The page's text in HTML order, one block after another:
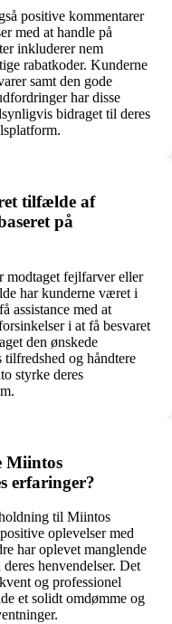
positive kommentarer
med at handle på
inkluderer nem
rabatkoder. Kunderne
samt den gode
har disse
bidraget til deres
tilfælde af
på
modtaget fejlfarver eller
har kunderne været i
assistance med at
i at få besvaret
den ønskede
og håndtere
styrke deres
Miintos
erfaringer?
til Miintos
oplevelser med
har oplevet manglende
henvendelser. Det
og professionel
et solidt omdømme og